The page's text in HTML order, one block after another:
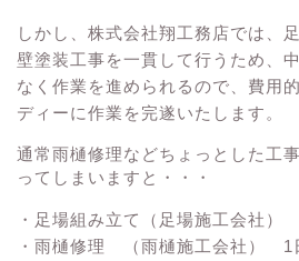
しかし、株式会社翔工務店では、
壁塗装工事を一貫して行うため、
なく作業を進められるので、費用
ディーに作業を完遂いたします。
通常雨樋修理などちょっとした工
ってしまいますと・・・
・足場組み立て（足場施工会社）
・雨樋修理 （雨樋施工会社） 1